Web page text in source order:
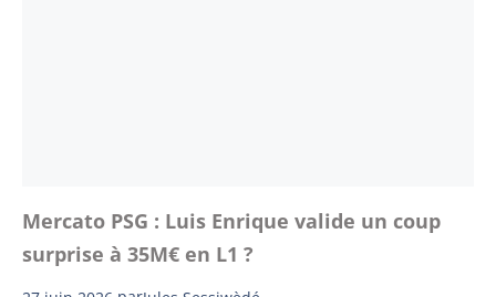
Mercato PSG : Luis Enrique valide un coup
surprise à 35M€ en L1 ?